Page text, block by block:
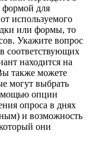
формой для
используемого
или формы, то
Укажите вопрос
соответствующих
находится на
также можете
могут выбрать
опции
опроса в днях
и возможность
они